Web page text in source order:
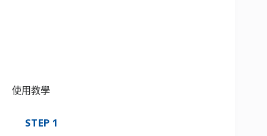
使用教學
STEP 1